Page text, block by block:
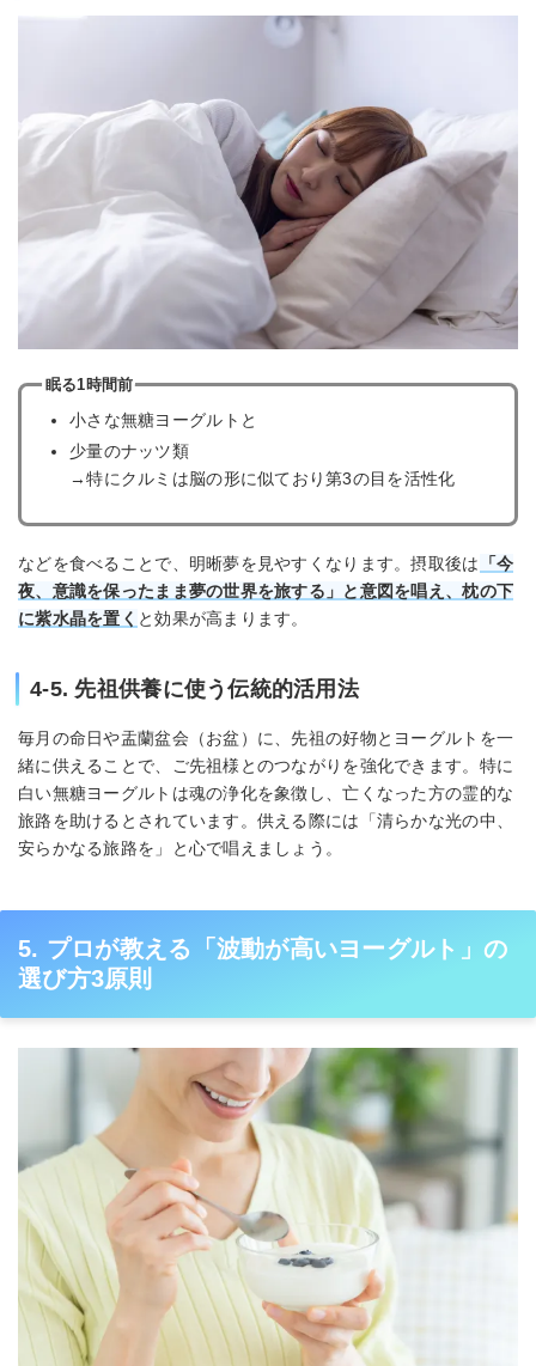
眠る1時間前
小さな無糖ヨーグルトと
少量のナッツ類
→特にクルミは脳の形に似ており第3の目を活性化
などを食べることで、明晰夢を見やすくなります。摂取後は 「今
夜、意識を保ったまま夢の世界を旅する」と意図を唱え、枕の下
に紫水晶を置く と効果が高まります。
4-5. 先祖供養に使う伝統的活用法
毎月の命日や盂蘭盆会（お盆）に、先祖の好物とヨーグルトを一
緒に供えることで、ご先祖様とのつながりを強化できます。特に
白い無糖ヨーグルトは魂の浄化を象徴し、亡くなった方の霊的な
旅路を助けるとされています。供える際には「清らかな光の中、
安らかなる旅路を」と心で唱えましょう。
5. プロが教える「波動が高いヨーグルト」の
選び方3原則